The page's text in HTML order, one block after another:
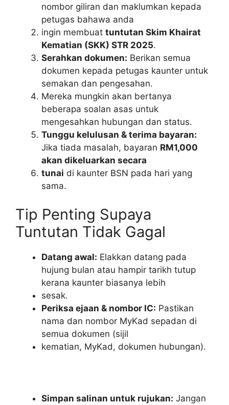
nombor giliran dan maklumkan kepada
petugas bahawa anda
ingin membuat tuntutan Skim Khairat
Kematian (SKK) STR 2025.
Serahkan dokumen: Berikan semua
dokumen kepada petugas kaunter untuk
semakan dan pengesahan.
Mereka mungkin akan bertanya
beberapa soalan asas untuk
mengesahkan hubungan dan status.
Tunggu kelulusan & terima bayaran:
Jika tiada masalah, bayaran RM1,000
akan dikeluarkan secara
tunai di kaunter BSN pada hari yang
sama.
Tip Penting Supaya
Tuntutan Tidak Gagal
Datang awal: Elakkan datang pada
hujung bulan atau hampir tarikh tutup
kerana kaunter biasanya lebih
sesak.
Periksa ejaan & nombor IC: Pastikan
nama dan nombor MyKad sepadan di
semua dokumen (sijil
kematian, MyKad, dokumen hubungan).
Simpan salinan untuk rujukan: Jangan